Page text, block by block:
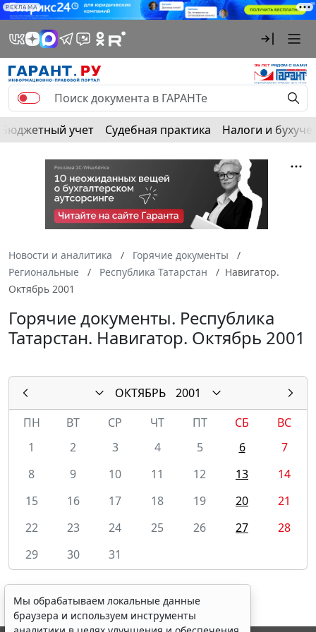
РЕКЛАМА
Бюджетный учет Судебная практика Налоги и
Новости и аналитика
Горячие документы
Региональные
Республика Татарстан
Навигатор.
Октябрь 2001
Горячие документы. Республика
Татарстан. Навигатор. Октябрь 2001
ОКТЯБРЬ
2001
ПН
ВТ СР ЧТ ПТ СБ
ВС
1
2 3 4 5 6
7
8
9 10 11 12 13
14
15
16 17 18 19 20
21
22
23 24 25 26 27
28
29
30 31
Мы обрабатываем локальные данные
браузера и используем инструменты